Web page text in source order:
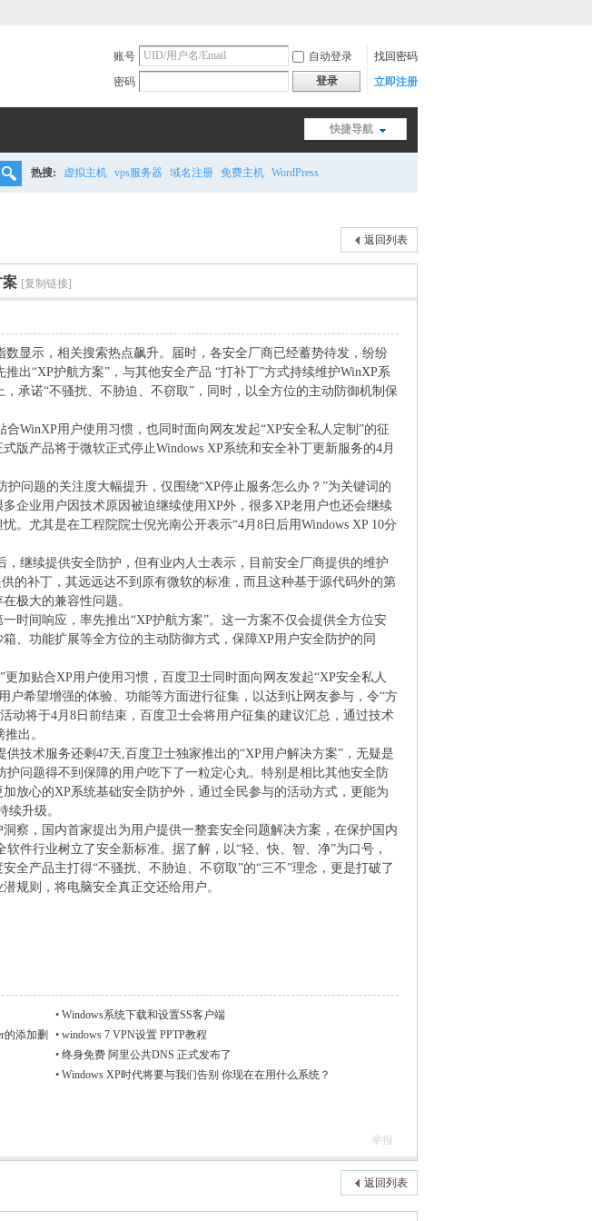
账号 自动登录
找回密码
密码
登录 立即注册
快捷导航
热搜: 虚拟主机 vps服务器 域名注册 免费主机 WordPress
返回列表
案 [复制链接]
显示，相关搜索热点飙升。届时，各安全厂商已经蓄势待发，纷纷
出“XP护航方案”，与其他安全产品 “打补丁”方式持续维护WinXP系
承诺“不骚扰、不胁迫、不窃取”，同时，以全方位的主动防御机制保
用户使用习惯，也同时面向网友发起“XP安全私人定制”的征
版产品将于微软正式停止Windows XP系统和安全补丁更新服务的4月
问题的关注度大幅提升，仅围绕“XP停止服务怎么办？”为关键词的
企业用户因技术原因被迫继续使用XP外，很多XP老用户也还会继续
。尤其是在工程院院士倪光南公开表示“4月8日后用Windows XP 10分
继续提供安全防护，但有业内人士表示，目前安全厂商提供的维护
的补丁，其远远达不到原有微软的标准，而且这种基于源代码外的第
极大的兼容性问题。
间响应，率先推出“XP护航方案”。这一方案不仅会提供全方位安
、功能扩展等全方位的主动防御方式，保障XP用户安全防护的同
贴合XP用户使用习惯，百度卫士同时面向网友发起“XP安全私人
户希望增强的体验、功能等方面进行征集，以达到让网友参与，令“方
动将于4月8日前结束，百度卫士会将用户征集的建议汇总，通过技术
出。
技术服务还剩47天,百度卫士独家推出的“XP用户解决方案”，无疑是
问题得不到保障的用户吃下了一粒定心丸。特别是相比其他安全防
放心的XP系统基础安全防护外，通过全民参与的活动方式，更能为
续升级。
，国内首家提出为用户提供一整套安全问题解决方案，在保护国内
件行业树立了安全新标准。据了解，以“轻、快、智、净”为口号，
全产品主打得“不骚扰、不胁迫、不窃取”的“三不”理念，更是打破了
规则，将电脑安全真正交还给用户。
• Windows系统下载和设置SS客户端
的添加删
• windows 7 VPN设置 PPTP教程
• 终身免费 阿里公共DNS 正式发布了
• Windows XP时代将要与我们告别 你现在在用什么系统？
举报
返回列表